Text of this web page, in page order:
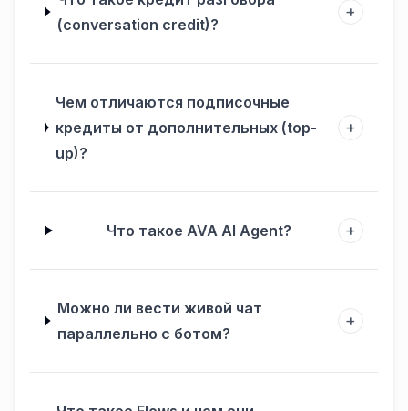
(conversation credit)?
+
Чем отличаются подписочные
кредиты от дополнительных (top-
up)?
+
Что такое AVA AI Agent? +
Можно ли вести живой чат
параллельно с ботом?
+